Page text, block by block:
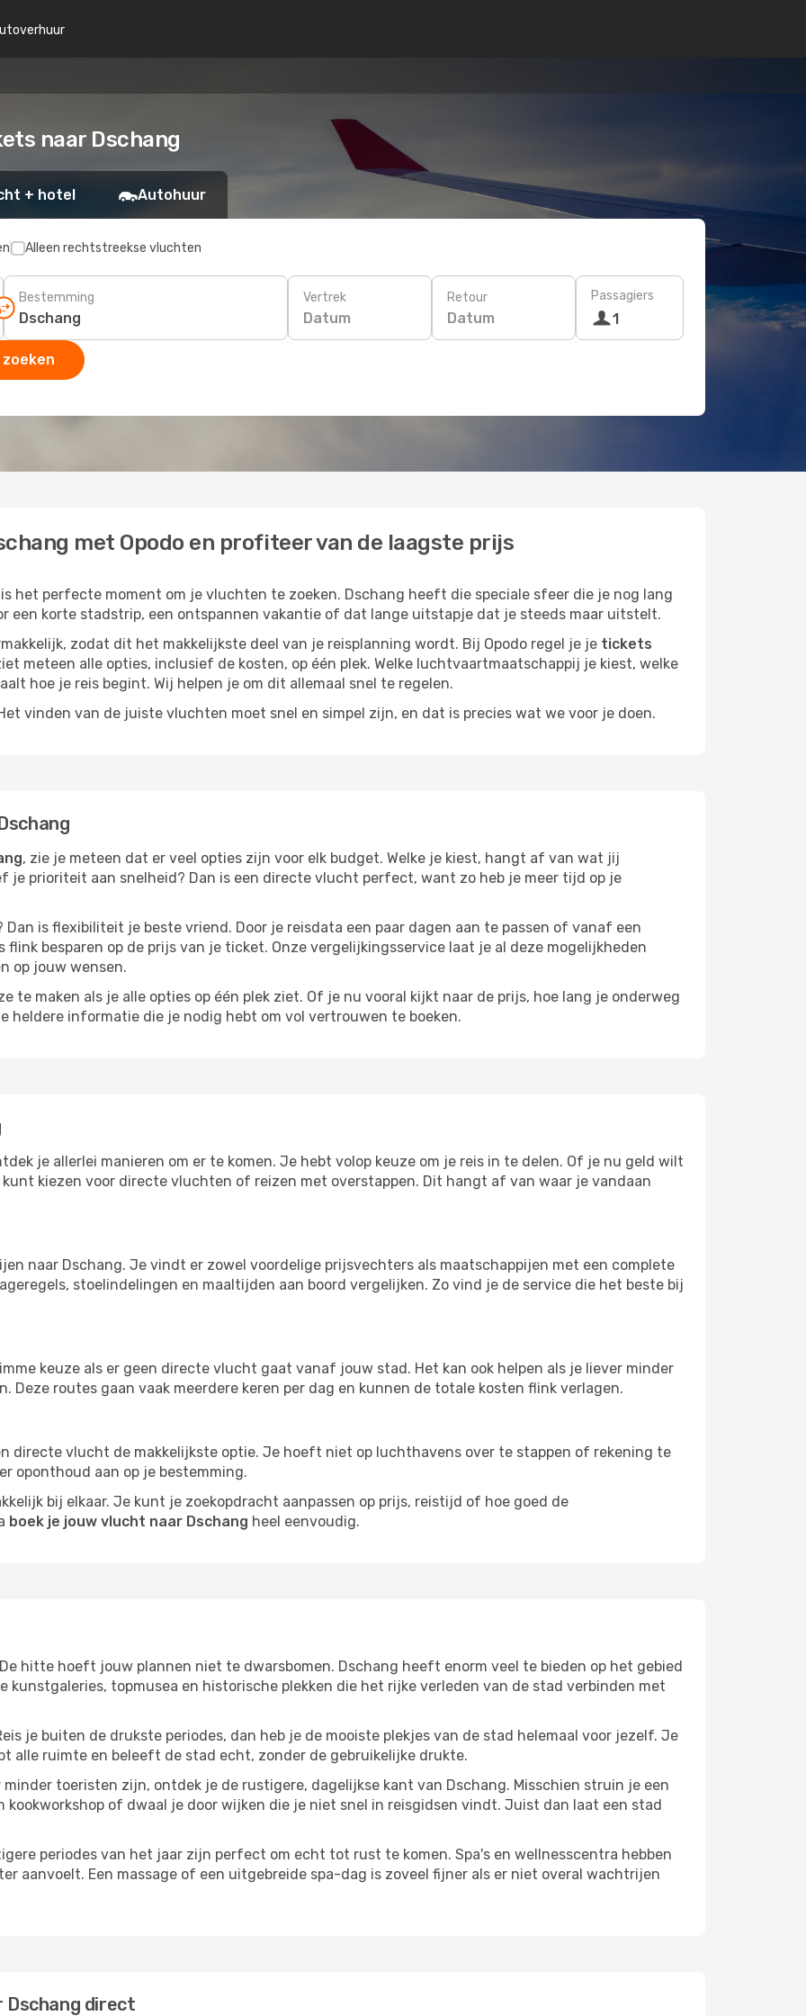
naar Dschang
+ hotel Autohuur
Alleen rechtstreekse vluchten
Bestemming Vertrek
Datum
Retour
Datum
Passagiers
1
met Opodo en profiteer van de laagste prijs
het perfecte moment om je vluchten te zoeken. Dschang heeft die speciale sfeer die je nog lang
een korte stadstrip, een ontspannen vakantie of dat lange uitstapje dat je steeds maar uitstelt.
zodat dit het makkelijkste deel van je reisplanning wordt. Bij Opodo regel je je tickets
meteen alle opties, inclusief de kosten, op één plek. Welke luchtvaartmaatschappij je kiest, welke
hoe je reis begint. Wij helpen je om dit allemaal snel te regelen.
vinden van de juiste vluchten moet snel en simpel zijn, en dat is precies wat we voor je doen.
, zie je meteen dat er veel opties zijn voor elk budget. Welke je kiest, hangt af van wat jij
je prioriteit aan snelheid? Dan is een directe vlucht perfect, want zo heb je meer tijd op je
is flexibiliteit je beste vriend. Door je reisdata een paar dagen aan te passen of vanaf een
besparen op de prijs van je ticket. Onze vergelijkingsservice laat je al deze mogelijkheden
op jouw wensen.
te maken als je alle opties op één plek ziet. Of je nu vooral kijkt naar de prijs, hoe lang je onderweg
heldere informatie die je nodig hebt om vol vertrouwen te boeken.
je allerlei manieren om er te komen. Je hebt volop keuze om je reis in te delen. Of je nu geld wilt
kiezen voor directe vluchten of reizen met overstappen. Dit hangt af van waar je vandaan
naar Dschang. Je vindt er zowel voordelige prijsvechters als maatschappijen met een complete
stoelindelingen en maaltijden aan boord vergelijken. Zo vind je de service die het beste bij
keuze als er geen directe vlucht gaat vanaf jouw stad. Het kan ook helpen als je liever minder
routes gaan vaak meerdere keren per dag en kunnen de totale kosten flink verlagen.
directe vlucht de makkelijkste optie. Je hoeft niet op luchthavens over te stappen of rekening te
oponthoud aan op je bestemming.
bij elkaar. Je kunt je zoekopdracht aanpassen op prijs, reistijd of hoe goed de
boek je jouw vlucht naar Dschang heel eenvoudig.
hitte hoeft jouw plannen niet te dwarsbomen. Dschang heeft enorm veel te bieden op het gebied
kunstgaleries, topmusea en historische plekken die het rijke verleden van de stad verbinden met
je buiten de drukste periodes, dan heb je de mooiste plekjes van de stad helemaal voor jezelf. Je
ruimte en beleeft de stad echt, zonder de gebruikelijke drukte.
minder toeristen zijn, ontdek je de rustigere, dagelijkse kant van Dschang. Misschien struin je een
kookworkshop of dwaal je door wijken die je niet snel in reisgidsen vindt. Juist dan laat een stad
periodes van het jaar zijn perfect om echt tot rust te komen. Spa's en wellnesscentra hebben
aanvoelt. Een massage of een uitgebreide spa-dag is zoveel fijner als er niet overal wachtrijen
Dschang direct